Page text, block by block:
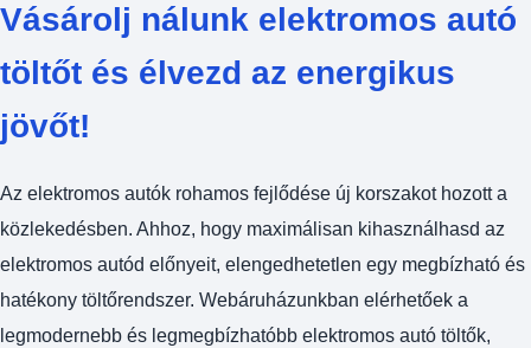
Vásárolj nálunk elektromos autó
töltőt és élvezd az energikus
jövőt!
Az elektromos autók rohamos fejlődése új korszakot hozott a
közlekedésben. Ahhoz, hogy maximálisan kihasználhasd az
elektromos autód előnyeit, elengedhetetlen egy megbízható és
hatékony töltőrendszer. Webáruházunkban elérhetőek a
legmodernebb és legmegbízhatóbb elektromos autó töltők,